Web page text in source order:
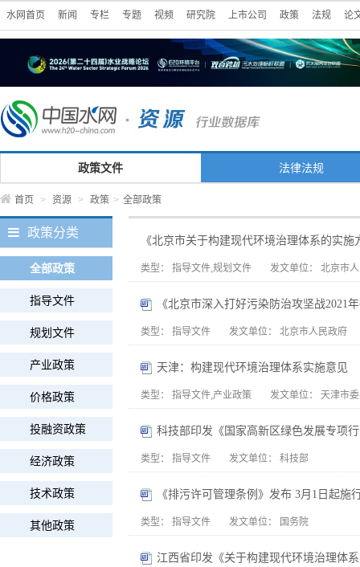
水网首页 新闻 专栏 专题 视频 研究院 上市公司 政策 法规 论
政策文件 法律法规
首页 > 资源 > 政策 > 全部政策
政策分类
全部政策
指导文件
规划文件
产业政策
价格政策
投融资政策
经济政策
技术政策
其他政策
《北京市关于构建现代环境治理体系的实施
类型： 指导文件,规划文件 发文单位： 北京市
《北京市深入打好污染防治攻坚战2021
类型： 指导文件 发文单位： 北京市人民政府
天津：构建现代环境治理体系实施意见
类型： 指导文件,产业政策 发文单位： 天津市
科技部印发《国家高新区绿色发展专项
类型： 指导文件 发文单位： 科技部
《排污许可管理条例》发布 3月1日起施
类型： 指导文件 发文单位： 国务院
江西省印发《关于构建现代环境治理体